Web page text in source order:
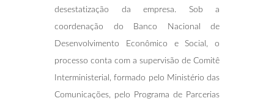
desestatização da empresa. Sob a
coordenação do Banco Nacional de
Desenvolvimento Econômico e Social, o
processo conta com a supervisão de Comitê
Interministerial, formado pelo Ministério das
Comunicações, pelo Programa de Parcerias